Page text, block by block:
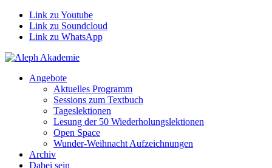
Link zu Youtube
Link zu Soundcloud
Link zu WhatsApp
Angebote
Aktuelles Programm
Sessions zum Textbuch
Tageslektionen
Lesung der 50 Wiederholungslektionen
Open Space
Wunder-Weihnacht Aufzeichnungen
Archiv
Dabei sein